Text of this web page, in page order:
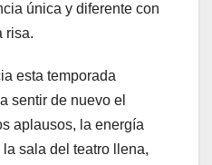
única y diferente con
risa.
esta temporada
sentir de nuevo el
aplausos, la energía
sala del teatro llena,